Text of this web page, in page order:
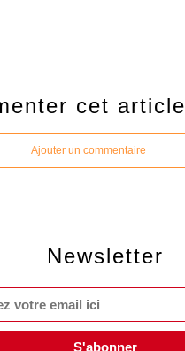
cet article
Ajouter un commentaire
Newsletter